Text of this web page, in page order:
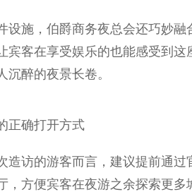
设施，伯爵商务夜总会还巧妙
宾客在享受娱乐的也能感受到
沉醉的夜景长卷。
正确打开方式
造访的游客而言，建议提前通
，方便宾客在夜游之余探索更